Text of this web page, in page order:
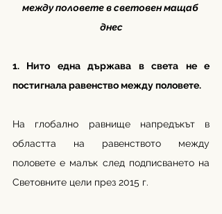
между половете в световен мащаб
днес
1. Нито една държава в света не е
постигнала равенство между половете.
На глобално равнище напредъкът в
областта на равенството между
половете е малък след подписването на
Световните цели през 2015 г.